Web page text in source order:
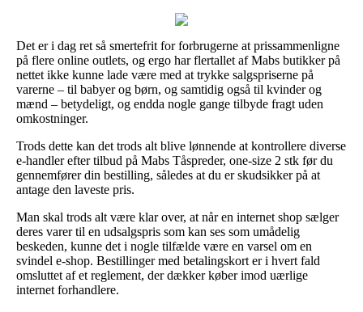
Det er i dag ret så smertefrit for forbrugerne at prissammenligne
på flere online outlets, og ergo har flertallet af Mabs butikker på
nettet ikke kunne lade være med at trykke salgspriserne på
varerne – til babyer og børn, og samtidig også til kvinder og
mænd – betydeligt, og endda nogle gange tilbyde fragt uden
omkostninger.
Trods dette kan det trods alt blive lønnende at kontrollere diverse
e-handler efter tilbud på Mabs Tåspreder, one-size 2 stk før du
gennemfører din bestilling, således at du er skudsikker på at
antage den laveste pris.
Man skal trods alt være klar over, at når en internet shop sælger
deres varer til en udsalgspris som kan ses som umådelig
beskeden, kunne det i nogle tilfælde være en varsel om en
svindel e-shop. Bestillinger med betalingskort er i hvert fald
omsluttet af et reglement, der dækker køber imod uærlige
internet forhandlere.